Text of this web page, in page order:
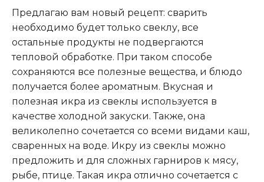
Предлагаю вам новый рецепт: сварить
необходимо будет только свеклу, все
остальные продукты не подвергаются
тепловой обработке. При таком способе
сохраняются все полезные вещества, и блюдо
получается более ароматным. Вкусная и
полезная икра из свеклы используется в
качестве холодной закуски. Также, она
великолепно сочетается со всеми видами каш,
сваренных на воде. Икру из свеклы можно
предложить и для сложных гарниров к мясу,
рыбе, птице. Такая икра отлично сочетается с